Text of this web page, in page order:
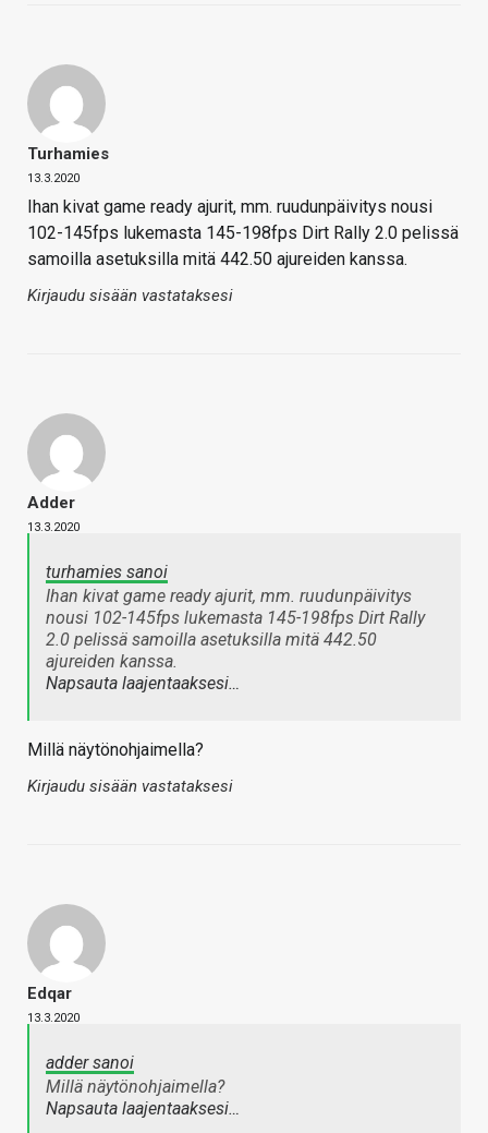
Turhamies
13.3.2020
Ihan kivat game ready ajurit, mm. ruudunpäivitys nousi
102-145fps lukemasta 145-198fps Dirt Rally 2.0 pelissä
samoilla asetuksilla mitä 442.50 ajureiden kanssa.
Kirjaudu sisään vastataksesi
Adder
13.3.2020
turhamies sanoi
Ihan kivat game ready ajurit, mm. ruudunpäivitys
nousi 102-145fps lukemasta 145-198fps Dirt Rally
2.0 pelissä samoilla asetuksilla mitä 442.50
ajureiden kanssa.
Napsauta laajentaaksesi…
Millä näytönohjaimella?
Kirjaudu sisään vastataksesi
Edqar
13.3.2020
adder sanoi
Millä näytönohjaimella?
Napsauta laajentaaksesi…